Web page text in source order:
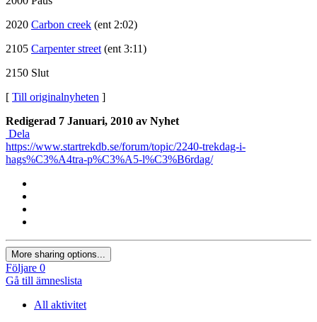
2020 Carbon creek (ent 2:02)
2105 Carpenter street (ent 3:11)
2150 Slut
[ Till originalnyheten ]
Redigerad 7 Januari, 2010 av Nyhet
Dela
https://www.startrekdb.se/forum/topic/2240-trekdag-i-
hags%C3%A4tra-p%C3%A5-l%C3%B6rdag/
More sharing options...
Följare 0
Gå till ämneslista
All aktivitet